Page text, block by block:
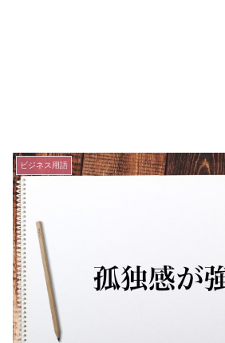
ビジネス用語